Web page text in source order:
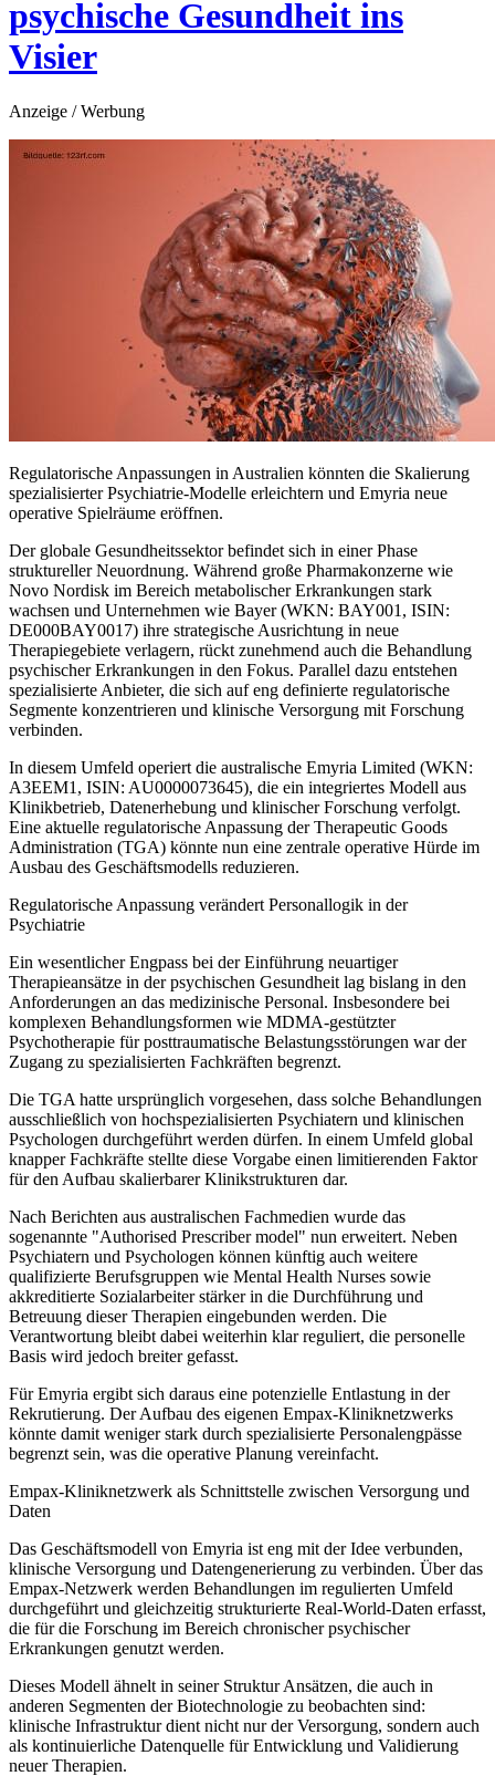
psychische Gesundheit ins
Visier
Anzeige / Werbung
Regulatorische Anpassungen in Australien könnten die Skalierung
spezialisierter Psychiatrie-Modelle erleichtern und Emyria neue
operative Spielräume eröffnen.
Der globale Gesundheitssektor befindet sich in einer Phase
struktureller Neuordnung. Während große Pharmakonzerne wie
Novo Nordisk im Bereich metabolischer Erkrankungen stark
wachsen und Unternehmen wie Bayer (WKN: BAY001, ISIN:
DE000BAY0017) ihre strategische Ausrichtung in neue
Therapiegebiete verlagern, rückt zunehmend auch die Behandlung
psychischer Erkrankungen in den Fokus. Parallel dazu entstehen
spezialisierte Anbieter, die sich auf eng definierte regulatorische
Segmente konzentrieren und klinische Versorgung mit Forschung
verbinden.
In diesem Umfeld operiert die australische Emyria Limited (WKN:
A3EEM1, ISIN: AU0000073645), die ein integriertes Modell aus
Klinikbetrieb, Datenerhebung und klinischer Forschung verfolgt.
Eine aktuelle regulatorische Anpassung der Therapeutic Goods
Administration (TGA) könnte nun eine zentrale operative Hürde im
Ausbau des Geschäftsmodells reduzieren.
Regulatorische Anpassung verändert Personallogik in der
Psychiatrie
Ein wesentlicher Engpass bei der Einführung neuartiger
Therapieansätze in der psychischen Gesundheit lag bislang in den
Anforderungen an das medizinische Personal. Insbesondere bei
komplexen Behandlungsformen wie MDMA-gestützter
Psychotherapie für posttraumatische Belastungsstörungen war der
Zugang zu spezialisierten Fachkräften begrenzt.
Die TGA hatte ursprünglich vorgesehen, dass solche Behandlungen
ausschließlich von hochspezialisierten Psychiatern und klinischen
Psychologen durchgeführt werden dürfen. In einem Umfeld global
knapper Fachkräfte stellte diese Vorgabe einen limitierenden Faktor
für den Aufbau skalierbarer Klinikstrukturen dar.
Nach Berichten aus australischen Fachmedien wurde das
sogenannte "Authorised Prescriber model" nun erweitert. Neben
Psychiatern und Psychologen können künftig auch weitere
qualifizierte Berufsgruppen wie Mental Health Nurses sowie
akkreditierte Sozialarbeiter stärker in die Durchführung und
Betreuung dieser Therapien eingebunden werden. Die
Verantwortung bleibt dabei weiterhin klar reguliert, die personelle
Basis wird jedoch breiter gefasst.
Für Emyria ergibt sich daraus eine potenzielle Entlastung in der
Rekrutierung. Der Aufbau des eigenen Empax-Kliniknetzwerks
könnte damit weniger stark durch spezialisierte Personalengpässe
begrenzt sein, was die operative Planung vereinfacht.
Empax-Kliniknetzwerk als Schnittstelle zwischen Versorgung und
Daten
Das Geschäftsmodell von Emyria ist eng mit der Idee verbunden,
klinische Versorgung und Datengenerierung zu verbinden. Über das
Empax-Netzwerk werden Behandlungen im regulierten Umfeld
durchgeführt und gleichzeitig strukturierte Real-World-Daten erfasst,
die für die Forschung im Bereich chronischer psychischer
Erkrankungen genutzt werden.
Dieses Modell ähnelt in seiner Struktur Ansätzen, die auch in
anderen Segmenten der Biotechnologie zu beobachten sind:
klinische Infrastruktur dient nicht nur der Versorgung, sondern auch
als kontinuierliche Datenquelle für Entwicklung und Validierung
neuer Therapien.